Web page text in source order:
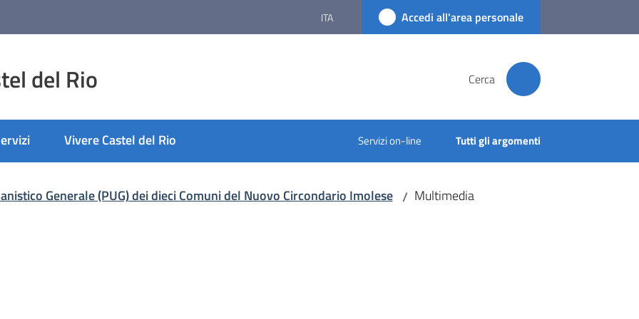
ITA Accedi all'area personale
del Rio Cerca
Vivere Castel del Rio Servizi on-line Tutti gli argomenti
Generale (PUG) dei dieci Comuni del Nuovo Circondario Imolese / Multimedia